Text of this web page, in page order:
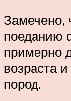
Замечено,
поеданию
примерно
возраста
пород.